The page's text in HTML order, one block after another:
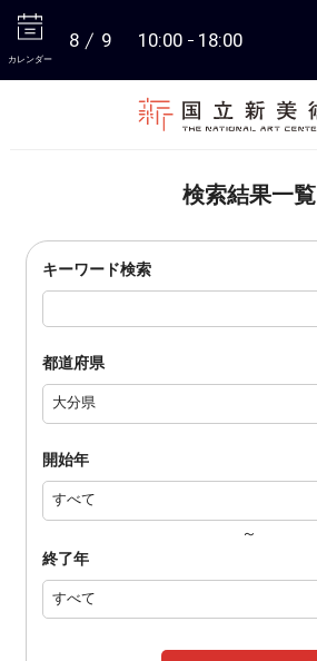
カレンダー
8 9 10:00 18:00
検索結果一覧
キーワード検索
都道府県
開始年
～
終了年